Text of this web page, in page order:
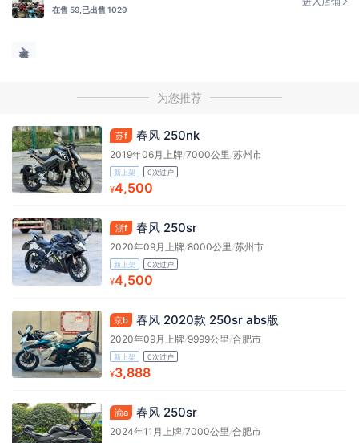
在售 59, 已出售 1029
为您推荐
苏f 春风 250nk
2019年06月上牌/7000公里 /苏州市
新上架 0次过户
¥4,500
浙f 春风 250sr
2020年09月上牌/8000公里 /苏州市
新上架 0次过户
¥4,500
京b 春风 2020款 250sr abs版
2020年09月上牌/9999公里 /合肥市
新上架 0次过户
¥3,888
渝a 春风 250sr
2024年11月上牌/7000公里 /合肥市